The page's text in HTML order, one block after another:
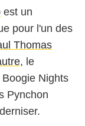
est un
pour l'un des
Thomas
, le
Nights
Pynchon